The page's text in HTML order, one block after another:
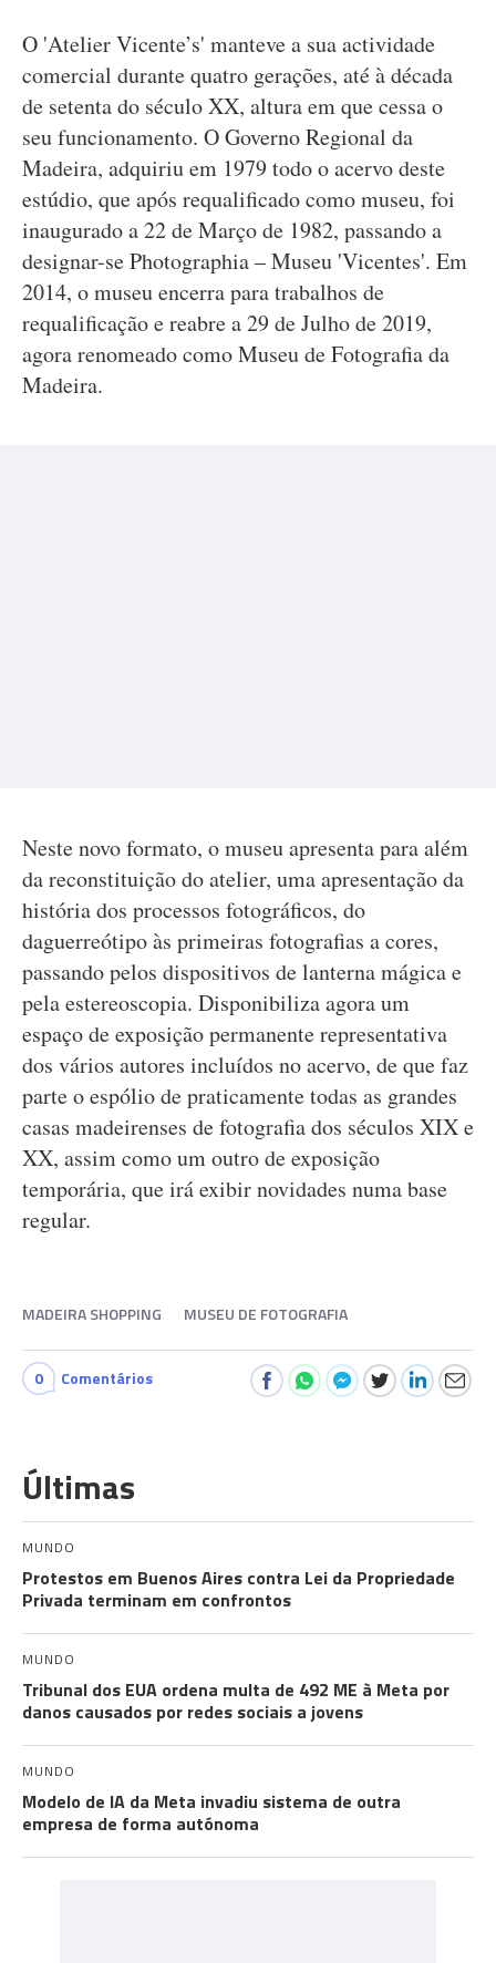
O 'Atelier Vicente’s' manteve a sua actividade
comercial durante quatro gerações, até à década
de setenta do século XX, altura em que cessa o
seu funcionamento. O Governo Regional da
Madeira, adquiriu em 1979 todo o acervo deste
estúdio, que após requalificado como museu, foi
inaugurado a 22 de Março de 1982, passando a
designar-se Photographia – Museu 'Vicentes'. Em
2014, o museu encerra para trabalhos de
requalificação e reabre a 29 de Julho de 2019,
agora renomeado como Museu de Fotografia da
Madeira.
Neste novo formato, o museu apresenta para além
da reconstituição do atelier, uma apresentação da
história dos processos fotográficos, do
daguerreótipo às primeiras fotografias a cores,
passando pelos dispositivos de lanterna mágica e
pela estereoscopia. Disponibiliza agora um
espaço de exposição permanente representativa
dos vários autores incluídos no acervo, de que faz
parte o espólio de praticamente todas as grandes
casas madeirenses de fotografia dos séculos XIX e
XX, assim como um outro de exposição
temporária, que irá exibir novidades numa base
regular.
MADEIRA SHOPPING MUSEU DE FOTOGRAFIA
0 Comentários
Últimas
MUNDO
Protestos em Buenos Aires contra Lei da Propriedade
Privada terminam em confrontos
MUNDO
Tribunal dos EUA ordena multa de 492 ME à Meta por
danos causados por redes sociais a jovens
MUNDO
Modelo de IA da Meta invadiu sistema de outra
empresa de forma autónoma